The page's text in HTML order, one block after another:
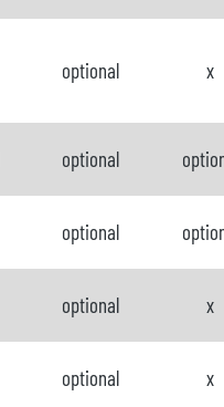
optional x
optional
optional
optional x
optional x